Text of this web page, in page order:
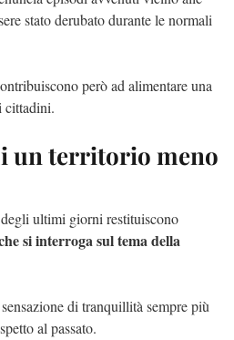
stato derubato durante le normali
però ad alimentare una
cittadini.
un territorio meno
ultimi giorni restituiscono
si interroga sul tema della
di tranquillità sempre più
al passato.